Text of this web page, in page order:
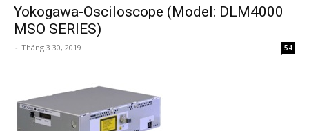
Yokogawa-Osciloscope (Model: DLM4000
MSO SERIES)
- Tháng 3 30, 2019 54